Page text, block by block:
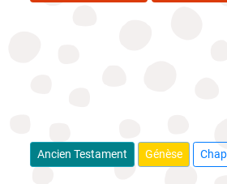
Ancien Testament Génèse